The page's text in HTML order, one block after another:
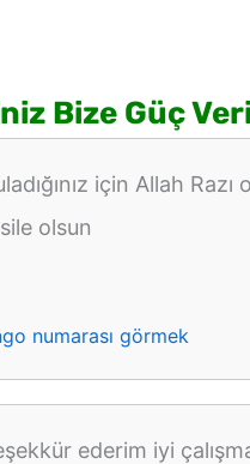
Bize Güç
için Allah Razı
olsun
numarası görmek
ederim iyi